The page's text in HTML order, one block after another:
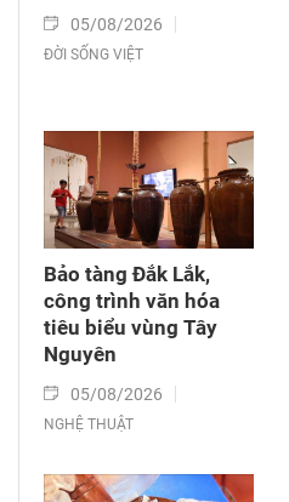
05/08/2026
ĐỜI SỐNG VIỆT
Bảo tàng Đắk Lắk,
công trình văn hóa
tiêu biểu vùng Tây
Nguyên
05/08/2026
NGHỆ THUẬT